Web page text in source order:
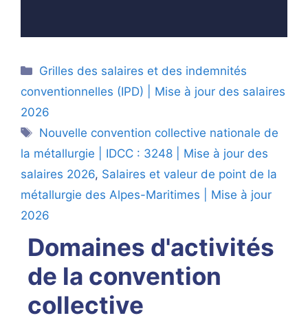
Catégories
Grilles des salaires et des indemnités
conventionnelles (IPD) | Mise à jour des salaires
2026
Étiquettes
Nouvelle convention collective nationale de
la métallurgie | IDCC : 3248 | Mise à jour des
salaires 2026, Salaires et valeur de point de la
métallurgie des Alpes-Maritimes | Mise à jour
2026
Domaines d'activités
de la convention
collective